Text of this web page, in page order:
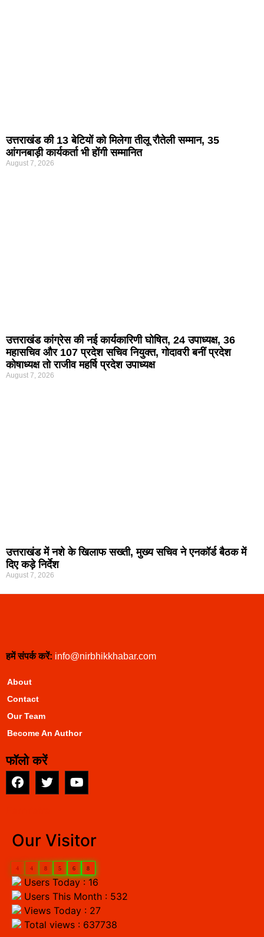
उत्तराखंड की 13 बेटियों को मिलेगा तीलू रौतेली सम्मान, 35
आंगनबाड़ी कार्यकर्ता भी होंगी सम्मानित
August 7, 2026
उत्तराखंड कांग्रेस की नई कार्यकारिणी घोषित, 24 उपाध्यक्ष, 36
महासचिव और 107 प्रदेश सचिव नियुक्त, गोदावरी बनीं प्रदेश
कोषाध्यक्ष तो राजीव महर्षि प्रदेश उपाध्यक्ष
August 7, 2026
उत्तराखंड में नशे के खिलाफ सख्ती, मुख्य सचिव ने एनकॉर्ड बैठक में
दिए कड़े निर्देश
August 7, 2026
हमें संपर्क करें: info@nirbhikkhabar.com
About
Contact
Our Team
Become An Author
फॉलो करें
Our Visitor
4 4 8 5 6 8
Users Today : 16
Users This Month : 532
Views Today : 27
Total views : 637738